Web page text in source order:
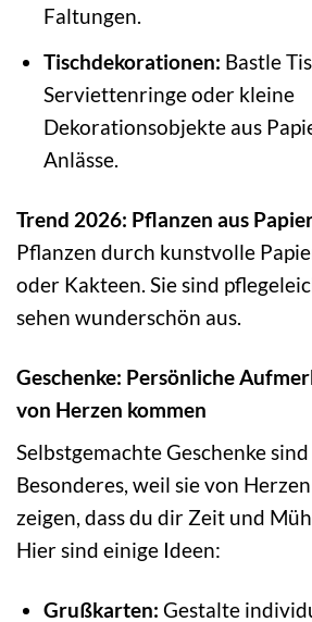
Faltungen.
Tischdekorationen: Bastle
Serviettenringe oder kleine
Dekorationsobjekte aus
Anlässe.
Trend 2026: Pflanzen aus
Pflanzen durch kunstvolle
oder Kakteen. Sie sind
sehen wunderschön aus.
Geschenke: Persönliche
von Herzen kommen
Selbstgemachte Geschenke
Besonderes, weil sie von
zeigen, dass du dir Zeit und
Hier sind einige Ideen:
Grußkarten: Gestalte